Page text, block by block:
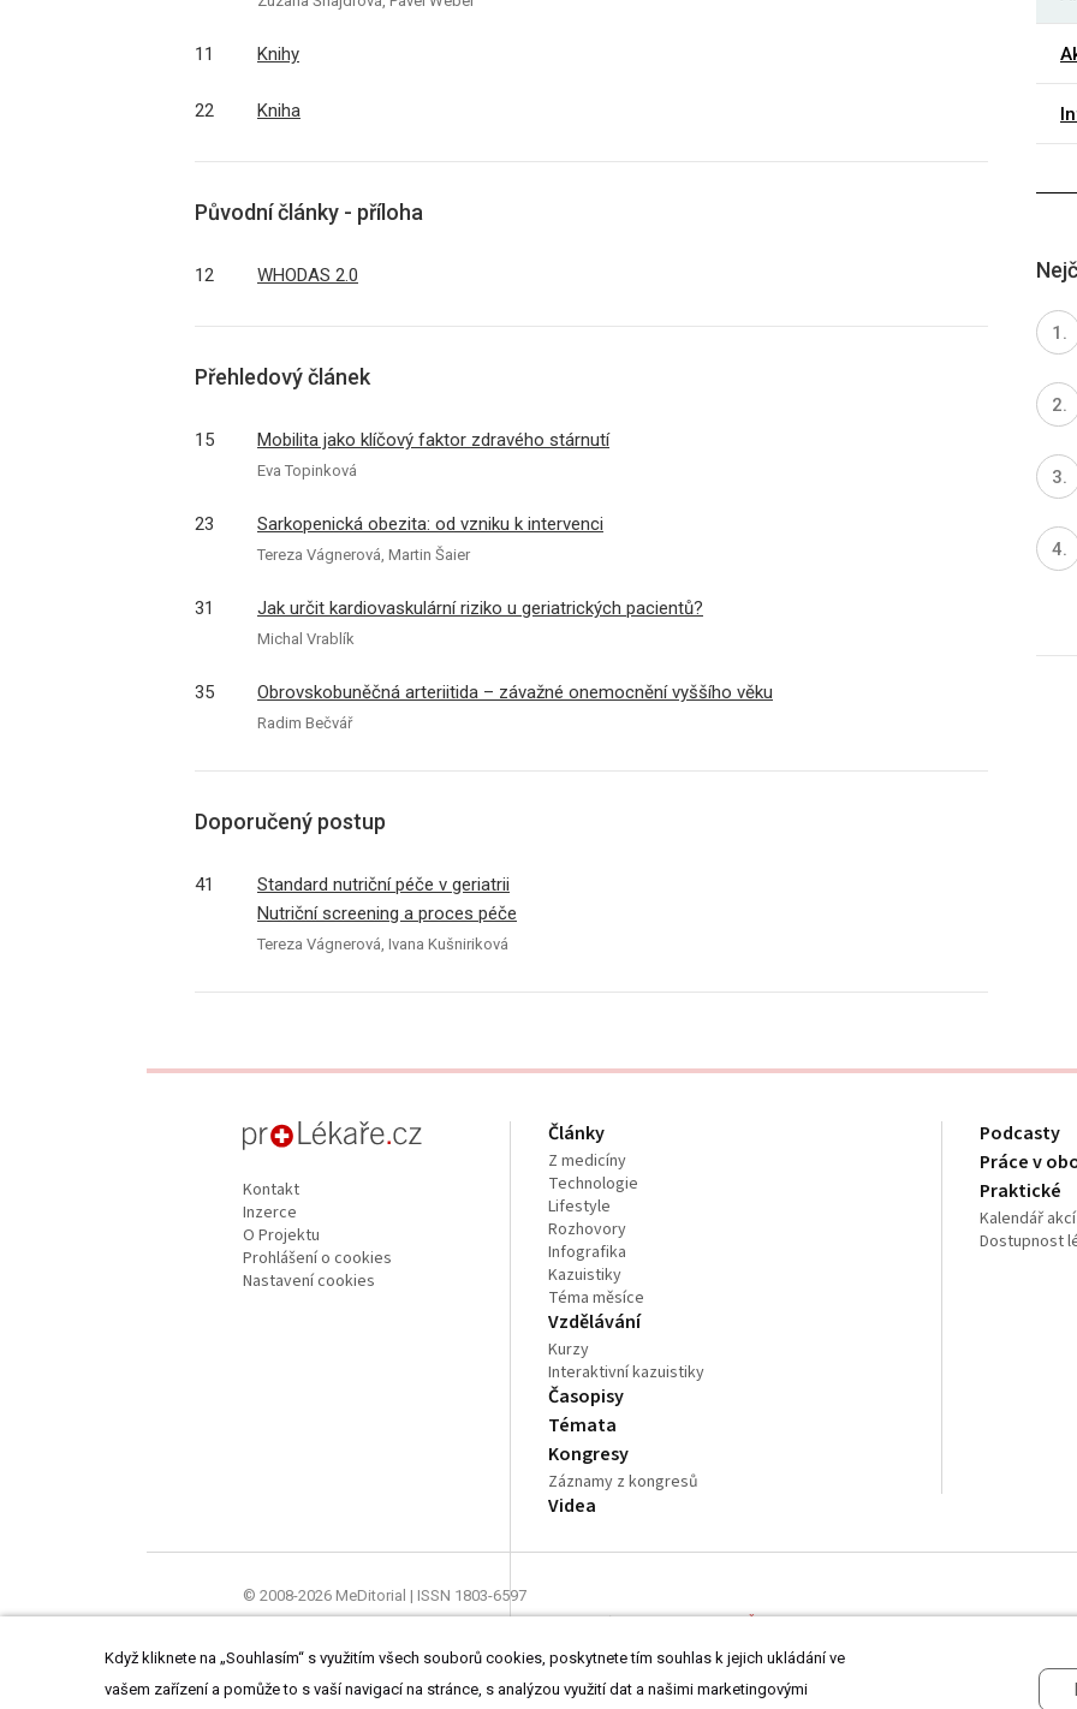
11 Knihy
22 Kniha
Původní články - příloha
12 WHODAS 2.0
Přehledový článek
15 Mobilita jako klíčový faktor zdravého stárnutí
Eva Topinková
23 Sarkopenická obezita: od vzniku k intervenci
Tereza Vágnerová, Martin Šaier
31 Jak určit kardiovaskulární riziko u geriatrických pacientů?
Michal Vrablík
35 Obrovskobuněčná arteriitida – závažné onemocnění vyššího věku
Radim Bečvář
Doporučený postup
41
Standard nutriční péče v geriatrii
Nutriční screening a proces péče
Tereza Vágnerová, Ivana Kušniriková
Kontakt
Inzerce
O Projektu
Prohlášení o cookies
Nastavení cookies
Články
Z medicíny
Technologie
Lifestyle
Rozhovory
Infografika
Kazuistiky
Téma měsíce
Vzdělávání
Kurzy
Interaktivní kazuistiky
Časopisy
Témata
Kongresy
Záznamy z kongresů
Videa
Podcasty
Práce v
Praktické
Kalendář akcí
Dostupnost
© 2008-2026 MeDitorial | ISSN 1803-6597
Když kliknete na „Souhlasím“ s využitím všech souborů cookies, poskytnete tím souhlas k jejich ukládání ve
vašem zařízení a pomůže to s vaší navigací na stránce, s analýzou využití dat a našimi marketingovými